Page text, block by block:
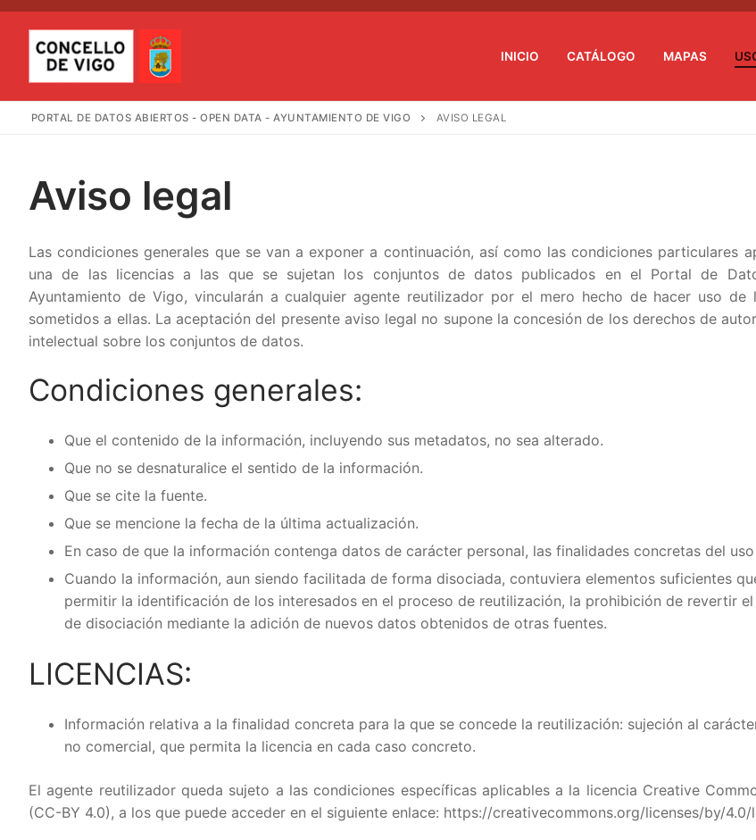
Ir
contenido
INICIO CATÁLOGO MAPAS
Inicio
Catálogo
Condiciones de uso
Desarrolladores
Solicitud de Datos Abiertos
Innovación
El Ayuntamiento de Vigo y la Innovación
App «Vigo»
Vigo 25 AI – Buscador, asistente, chatbot con Inteligencia Artificial
Plan Municipal de impulso de la reutilización de la información
Accesibilidad
Protección de datos
Idioma:
Galego
Español
PORTAL DE DATOS ABIERTOS - OPEN DATA - AYUNTAMIENTO DE VIGO AVISO LEGAL
Aviso legal
Las condiciones generales que se van a exponer a continuación, así como las condiciones particulares
una de las licencias a las que se sujetan los conjuntos de datos publicados en el Portal de
Ayuntamiento de Vigo, vincularán a cualquier agente reutilizador por el mero hecho de hacer uso de
sometidos a ellas. La aceptación del presente aviso legal no supone la concesión de los derechos de
intelectual sobre los conjuntos de datos.
Condiciones generales:
Que el contenido de la información, incluyendo sus metadatos, no sea alterado.
Que no se desnaturalice el sentido de la información.
Que se cite la fuente.
Que se mencione la fecha de la última actualización.
En caso de que la información contenga datos de carácter personal, las finalidades concretas del
Cuando la información, aun siendo facilitada de forma disociada, contuviera elementos suficientes
permitir la identificación de los interesados en el proceso de reutilización, la prohibición de revertir
de disociación mediante la adición de nuevos datos obtenidos de otras fuentes.
LICENCIAS:
Información relativa a la finalidad concreta para la que se concede la reutilización: sujeción al
no comercial, que permita la licencia en cada caso concreto.
El agente reutilizador queda sujeto a las condiciones específicas aplicables a la licencia Creative
(CC-BY 4.0), a los que puede acceder en el siguiente enlace: https://creativecommons.org/licenses/by/4.0/